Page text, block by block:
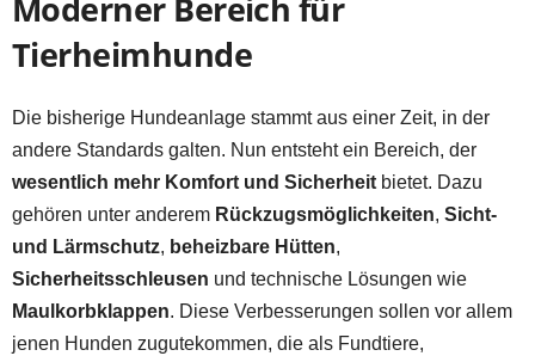
Tierheimhunde
Die bisherige Hundeanlage stammt aus einer Zeit, in der
andere Standards galten. Nun entsteht ein Bereich, der
wesentlich mehr Komfort und Sicherheit bietet. Dazu
gehören unter anderem Rückzugsmöglichkeiten, Sicht-
und Lärmschutz, beheizbare Hütten,
Sicherheitsschleusen und technische Lösungen wie
Maulkorbklappen. Diese Verbesserungen sollen vor allem
jenen Hunden zugutekommen, die als Fundtiere,